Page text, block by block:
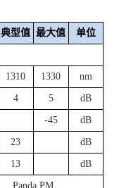
典型值 最大值 单位
1310 1330 nm
4 5 dB
-45 dB
23 dB
13 dB
Panda PM